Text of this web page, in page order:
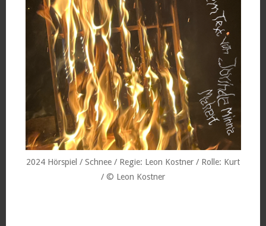
2024 Hörspiel / Schnee / Regie: Leon Kostner / Rolle: Kurt
/ © Leon Kostner